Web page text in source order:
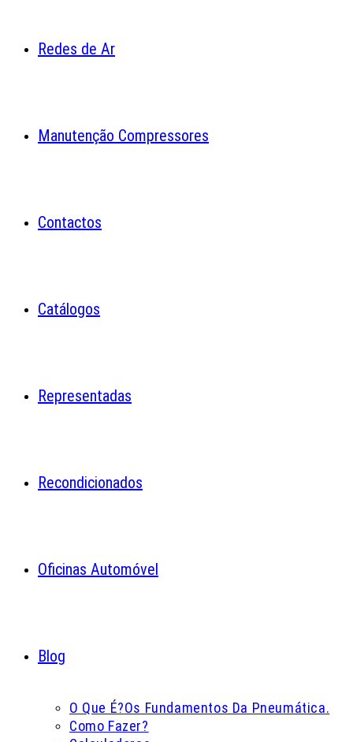
Redes de Ar
Manutenção Compressores
Contactos
Catálogos
Representadas
Recondicionados
Oficinas Automóvel
Blog
O Que É?Os Fundamentos Da Pneumática.
Como Fazer?